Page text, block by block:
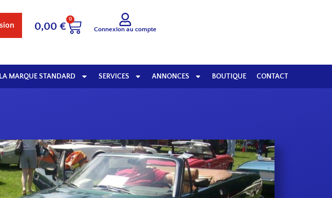
0,00€
0
Connexion au compte
LA MARQUE STANDARD SERVICES ANNONCES BOUTIQUE CONTACT